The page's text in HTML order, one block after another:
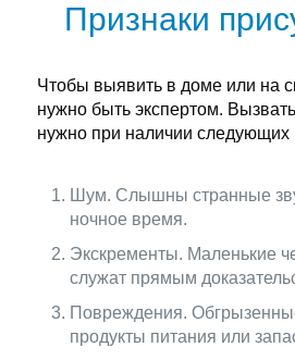
Признаки
Чтобы выявить в доме или на
нужно быть экспертом.
нужно при наличии следующих
Шум. Слышны странные
ночное время.
Экскременты. Маленькие
служат прямым
Повреждения.
продукты питания или